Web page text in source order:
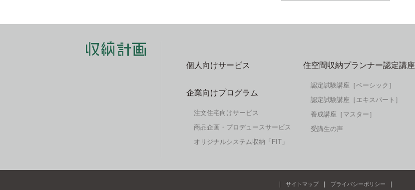
個人向けサービス
企業向けプログラム
注文住宅向けサービス
商品企画・プロデュースサービス
オリジナルシステム収納「FIT」
住空間収納プランナー認定講座
認定試験講座［ベーシック］
認定試験講座［エキスパート］
養成講座［マスター］
受講生の声
サイトマップ プライバシーポリシー